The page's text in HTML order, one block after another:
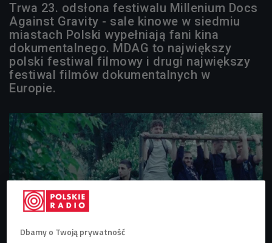
Trwa 23. odsłona festiwalu Millenium Docs
Against Gravity - sale kinowe w siedmiu
miastach Polski wypełniają fani kina
dokumentalnego. MDAG to największy
polski festiwal filmowy i drugi największy
festiwal filmów dokumentalnych w
Europie.
Dbamy o Twoją prywatność